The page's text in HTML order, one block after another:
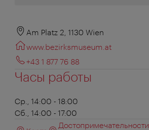
Am Platz 2, 1130 Wien
www.bezirksmuseum.at
+43 1 877 76 88
Часы работы
Ср., 14:00 - 18:00
Сб., 14:00 - 17:00